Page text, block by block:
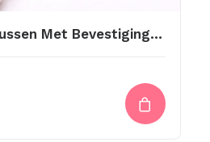
Pannenlappen Lussen Met Bevestiging Schroef Chef 12 Br